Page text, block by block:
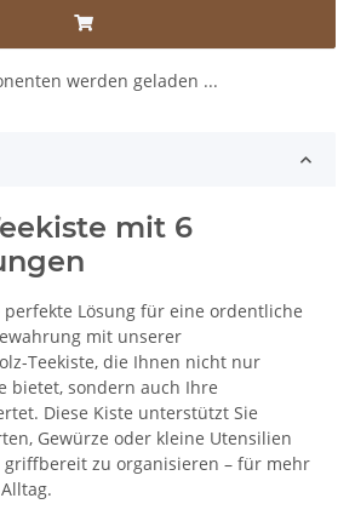
werden geladen ...
mit 6
perfekte Lösung für eine ordentliche
mit unserer
Teekiste, die Ihnen nicht nur
bietet, sondern auch Ihre
Diese Kiste unterstützt Sie
Gewürze oder kleine Utensilien
zu organisieren – für mehr